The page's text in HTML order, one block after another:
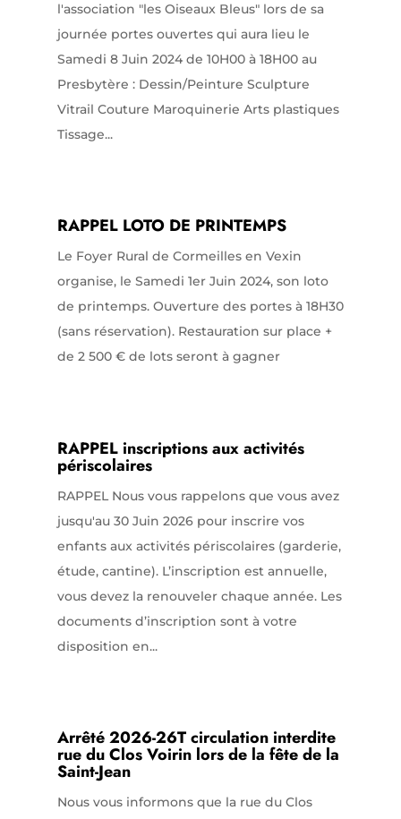
l'association "les Oiseaux Bleus" lors de sa
journée portes ouvertes qui aura lieu le
Samedi 8 Juin 2024 de 10H00 à 18H00 au
Presbytère : Dessin/Peinture Sculpture
Vitrail Couture Maroquinerie Arts plastiques
Tissage...
RAPPEL LOTO DE PRINTEMPS
Le Foyer Rural de Cormeilles en Vexin
organise, le Samedi 1er Juin 2024, son loto
de printemps. Ouverture des portes à 18H30
(sans réservation). Restauration sur place +
de 2 500 € de lots seront à gagner
RAPPEL inscriptions aux activités
périscolaires
RAPPEL Nous vous rappelons que vous avez
jusqu'au 30 Juin 2026 pour inscrire vos
enfants aux activités périscolaires (garderie,
étude, cantine). L’inscription est annuelle,
vous devez la renouveler chaque année. Les
documents d’inscription sont à votre
disposition en...
Arrêté 2026-26T circulation interdite
rue du Clos Voirin lors de la fête de la
Saint-Jean
Nous vous informons que la rue du Clos